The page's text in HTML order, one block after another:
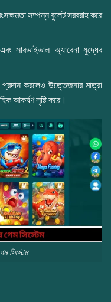
সম্পন্ন বুলেট সরবরাহ করে
সারভাইভাল অ্যারেনা যুদ্ধের
করলেও উত্তেজনার মাত্রা
আকর্ষণ সৃষ্টি করে।
সিস্টেম